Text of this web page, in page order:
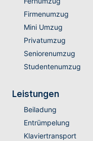
Firmenumzug
Mini Umzug
Privatumzug
Seniorenumzug
Studentenumzug
Leistungen
Beiladung
Entrümpelung
Klaviertransport